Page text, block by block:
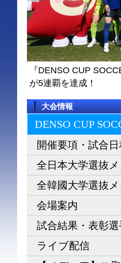
『DENSO CUP
が5連覇を達成！
大会情報
DENSO CUP
開催要項・試合
全日本大学選抜
全韓國大学選抜
会場案内
試合結果・表彰選
ライブ配信